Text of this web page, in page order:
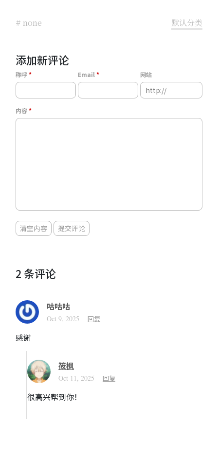
# none 默认分类
添加新评论
称呼 Email 网站
内容
清空内容 提交评论
2 条评论
咕咕咕
Oct 9, 2025 回复
感谢
筱枫
Oct 11, 2025 回复
很高兴帮到你！